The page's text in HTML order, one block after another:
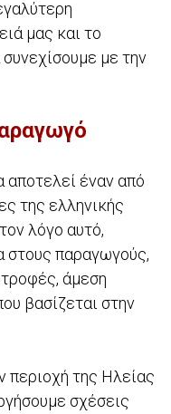
μας και το
με την
αποτελεί έναν από
της ελληνικής
λόγο αυτό,
στους παραγωγούς,
άμεση
βασίζεται στην
περιοχή της Ηλείας
σχέσεις